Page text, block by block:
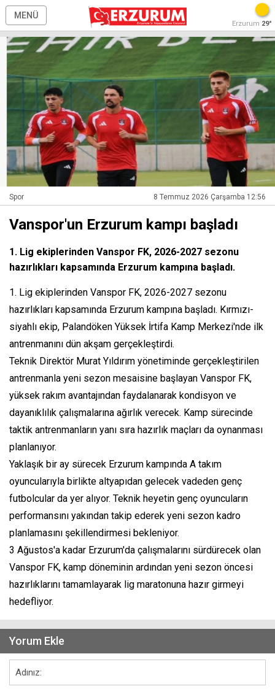
MENÜ
Erzurum 29°
Spor 8 Temmuz 2026 Çarşamba 12:56
Vanspor'un Erzurum kampı başladı
1. Lig ekiplerinden Vanspor FK, 2026-2027 sezonu
hazırlıkları kapsamında Erzurum kampına başladı.
1. Lig ekiplerinden Vanspor FK, 2026-2027 sezonu
hazırlıkları kapsamında Erzurum kampına başladı. Kırmızı-
siyahlı ekip, Palandöken Yüksek İrtifa Kamp Merkezi'nde ilk
antrenmanını dün akşam gerçekleştirdi.
Teknik Direktör Murat Yıldırım yönetiminde gerçekleştirilen
antrenmanla yeni sezon mesaisine başlayan Vanspor FK,
yüksek rakım avantajından faydalanarak kondisyon ve
dayanıklılık çalışmalarına ağırlık verecek. Kamp sürecinde
taktik antrenmanların yanı sıra hazırlık maçları da oynanması
planlanıyor.
Yaklaşık bir ay sürecek Erzurum kampında A takım
oyuncularıyla birlikte altyapıdan gelecek vadeden genç
futbolcular da yer alıyor. Teknik heyetin genç oyuncuların
performansını yakından takip ederek yeni sezon kadro
planlamasını şekillendirmesi bekleniyor.
3 Ağustos'a kadar Erzurum'da çalışmalarını sürdürecek olan
Vanspor FK, kamp döneminin ardından yeni sezon öncesi
hazırlıklarını tamamlayarak lig maratonuna hazır girmeyi
hedefliyor.
Yorum Ekle